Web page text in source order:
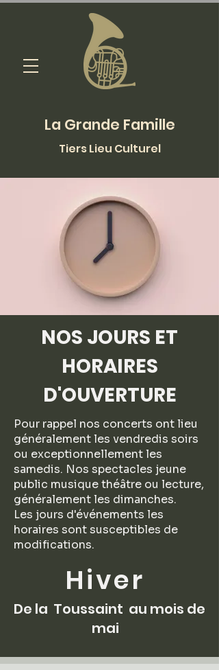
La Grande Famille
Tiers Lieu Culturel
NOS JOURS ET
HORAIRES
D'OUVERTURE
Pour rappel nos concerts ont lieu
généralement les vendredis soirs
ou exceptionnellement les
samedis. Nos spectacles jeune
public musique théâtre ou lecture,
généralement les dimanches.
Les jours d'événements les
horaires sont susceptibles de
modifications.
Hiver
De la Toussaint au mois de
mai